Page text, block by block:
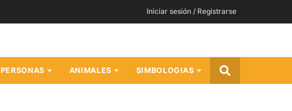
Iniciar sesión / Registrarse
PERSONAS ANIMALES SIMBOLOGIAS